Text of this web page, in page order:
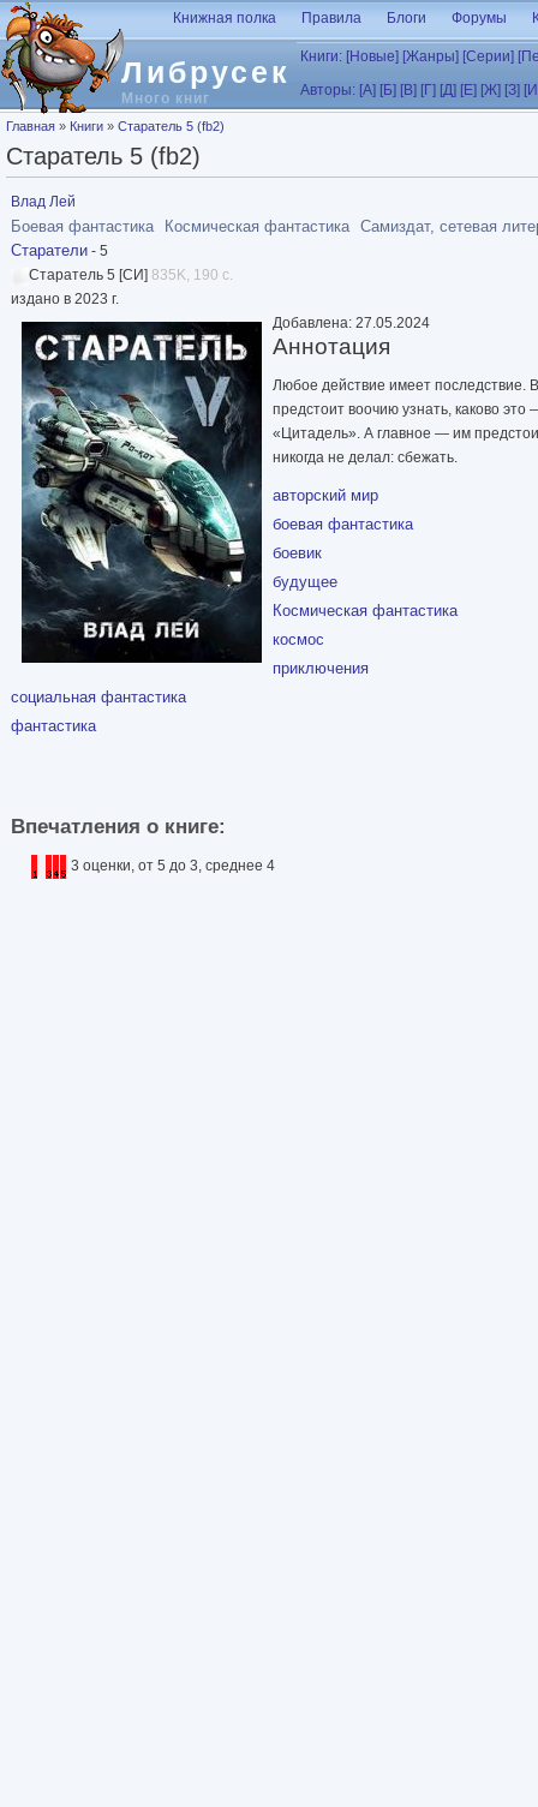
Перейти к основному содержанию
Либрусек
Много книг
Книжная полка Правила Блоги Форумы
Книги: [Новые] [Жанры] [Серии]
Авторы: [А] [Б] [В] [Г] [Д] [Е] [Ж] [З]
Вы здесь
Главная » Книги » Старатель 5 (fb2)
Старатель 5 (fb2)
Влад Лей
Боевая фантастика Космическая фантастика Самиздат, сетевая
Старатели - 5
Старатель 5 [СИ] 835K, 190 с.
издано в 2023 г.
Добавлена: 27.05.2024
Аннотация
Любое действие имеет последствие.
предстоит воочию узнать, каково
«Цитадель». А главное — им
никогда не делал: сбежать.
авторский мир
боевая фантастика
боевик
будущее
Космическая фантастика
космос
приключения
социальная фантастика
фантастика
Впечатления о книге:
3 оценки, от 5 до 3, среднее 4